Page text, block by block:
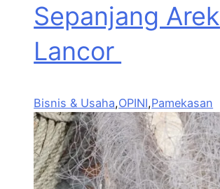
Sepanjang Arek
Lancor
Bisnis & Usaha,OPINI,Pamekasan